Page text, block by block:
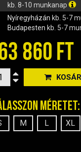
BIKE ALKATRÉSZEK
kb. 8-10 munkanap
Nyíregyházán kb. 5-7
Budapesten kb. 5-7
860 FT
méretet:
M L XL